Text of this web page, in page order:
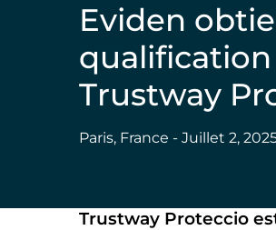
Eviden
qualification
Trustway
Paris, France - Juillet 2,
Trustway Proteccio